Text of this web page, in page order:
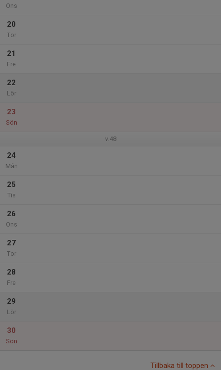
Ons
20
Tor
21
Fre
22
Lör
23
Sön
v.48
24
Mån
25
Tis
26
Ons
27
Tor
28
Fre
29
Lör
30
Sön
Tillbaka till toppen